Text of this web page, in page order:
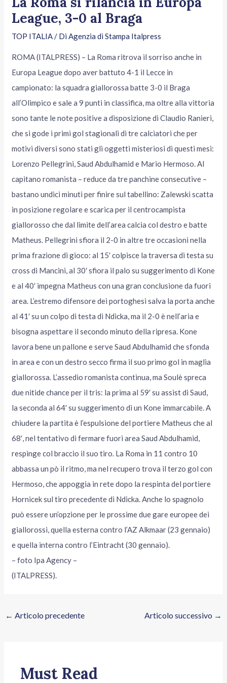
League, 3-0 al Braga
TOP ITALIA/ DiAgenzia di Stampa Italpress
ROMA (ITALPRESS) – La Roma ritrova il sorriso anche in
Europa League dopo aver battuto 4-1 il Lecce in
campionato: la squadra giallorossa batte 3-0 il Braga
all’Olimpico e sale a 9 punti in classifica, ma oltre alla vittoria
sono tante le note positive a disposizione di Claudio Ranieri,
che si gode i primi gol stagionali di tre calciatori che per
motivi diversi sono stati gli oggetti misteriosi di questi mesi:
Lorenzo Pellegrini, Saud Abdulhamid e Mario Hermoso. Al
capitano romanista – reduce da tre panchine consecutive –
bastano undici minuti per finire sul tabellino: Zalewski scatta
in posizione regolare e scarica per il centrocampista
giallorosso che dal limite dell’area calcia col destro e batte
Matheus. Pellegrini sfiora il 2-0 in altre tre occasioni nella
prima frazione di gioco: al 15′ colpisce la traversa di testa su
cross di Mancini, al 30′ sfiora il palo su suggerimento di Kone
e al 40′ impegna Matheus con una gran conclusione da fuori
area. L’estremo difensore dei portoghesi salva la porta anche
al 41′ su un colpo di testa di Ndicka, ma il 2-0 è nell’aria e
bisogna aspettare il secondo minuto della ripresa. Kone
lavora bene un pallone e serve Saud Abdulhamid che sfonda
in area e con un destro secco firma il suo primo gol in maglia
giallorossa. L’assedio romanista continua, ma Soulè spreca
due nitide chance per il tris: la prima al 59′ su assist di Saud,
la seconda al 64′ su suggerimento di un Kone immarcabile. A
chiudere la partita è l’espulsione del portiere Matheus che al
68′, nel tentativo di fermare fuori area Saud Abdulhamid,
respinge col braccio il suo tiro. La Roma in 11 contro 10
abbassa un pò il ritmo, ma nel recupero trova il terzo gol con
Hermoso, che appoggia in rete dopo la respinta del portiere
Hornicek sul tiro precedente di Ndicka. Anche lo spagnolo
può essere un’opzione per le prossime due gare europee dei
giallorossi, quella esterna contro l’AZ Alkmaar (23 gennaio)
e quella interna contro l’Eintracht (30 gennaio).
– foto Ipa Agency –
(ITALPRESS).
← Articolo precedente Articolo successivo →
Must Read